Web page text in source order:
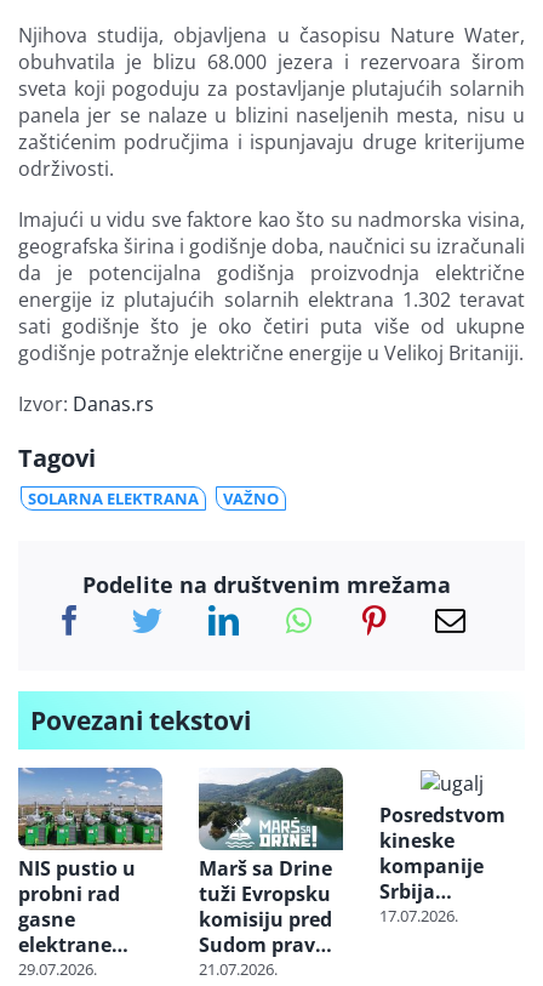
Njihova studija, objavljena u časopisu Nature Water,
obuhvatila je blizu 68.000 jezera i rezervoara širom
sveta koji pogoduju za postavljanje plutajućih solarnih
panela jer se nalaze u blizini naseljenih mesta, nisu u
zaštićenim područjima i ispunjavaju druge kriterijume
održivosti.
Imajući u vidu sve faktore kao što su nadmorska visina,
geografska širina i godišnje doba, naučnici su izračunali
da je potencijalna godišnja proizvodnja električne
energije iz plutajućih solarnih elektrana 1.302 teravat
sati godišnje što je oko četiri puta više od ukupne
godišnje potražnje električne energije u Velikoj Britaniji.
Izvor: Danas.rs
Tagovi
SOLARNA ELEKTRANA VAŽNO
Podelite na društvenim mrežama
Povezani tekstovi
NIS pustio u
probni rad
gasne
elektrane
“Banatsko
29.07.2026.
Marš sa Drine
tuži Evropsku
komisiju pred
Sudom pravde
EU zbog
21.07.2026.
Posredstvom
kineske
kompanije
Srbija
nabavlja
17.07.2026.